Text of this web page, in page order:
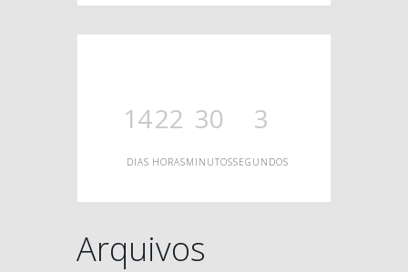
14
DIAS
22
HORAS
30
MINUTOS
3
SEGUNDOS
Arquivos